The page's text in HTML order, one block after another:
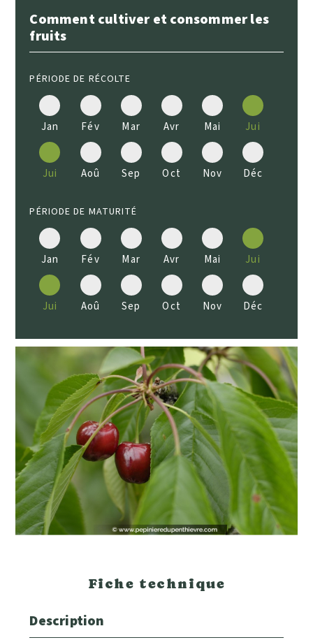
Comment cultiver et consommer les
fruits
PÉRIODE DE RÉCOLTE
Jan Fév Mar Avr Mai Jui
Jui Aoû Sep Oct Nov Déc
PÉRIODE DE MATURITÉ
Jan Fév Mar Avr Mai Jui
Jui Aoû Sep Oct Nov Déc
Fiche technique
Description